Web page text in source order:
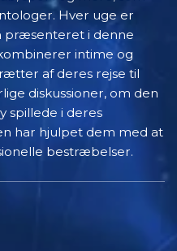
Hver uge er
præsenteret i denne
intime og
af deres rejse til
diskussioner, om den
spillede i deres
har hjulpet dem med at
bestræbelser.